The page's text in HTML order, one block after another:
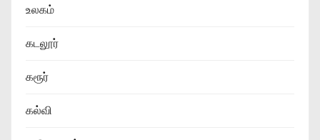
உலகம்
கடலூர்
கரூர்
கல்வி